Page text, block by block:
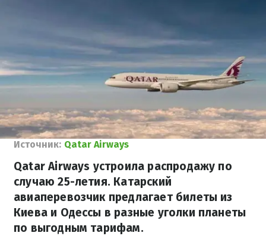
Источник: Qatar Airways
Qatar Airways устроила распродажу по
случаю 25-летия. Катарский
авиаперевозчик предлагает билеты из
Киева и Одессы в разные уголки планеты
по выгодным тарифам.